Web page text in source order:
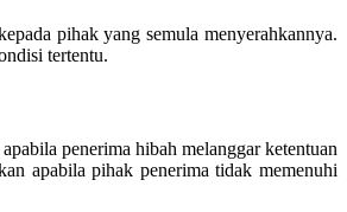
pihak yang semula menyerahkannya.
tertentu.
penerima hibah melanggar ketentuan
apabila pihak penerima tidak memenuhi